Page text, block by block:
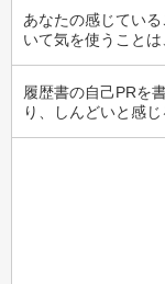
あなたの感じてい
いて気を使うことは
履歴書の自己PRを
り、しんどいと感